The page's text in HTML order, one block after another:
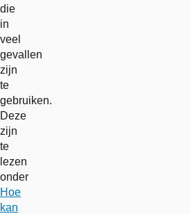
die
in
veel
gevallen
zijn
te
gebruiken.
Deze
zijn
te
lezen
onder
Hoe
kan